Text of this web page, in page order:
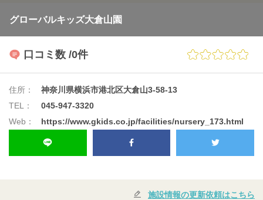
グローバルキッズ大倉山園
口コミ数 /0件
住所：
神奈川県横浜市港北区大倉山3-58-13
TEL：
045-947-3320
Web：
https://www.gkids.co.jp/facilities/nursery_173.html
施設情報の更新依頼はこちら